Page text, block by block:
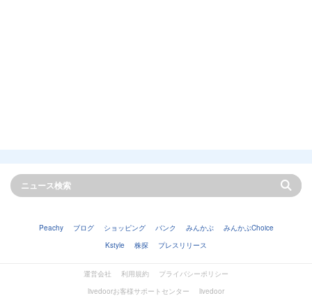
Peachy ブログ ショッピング バンク みんかぶ
みんかぶChoice
Kstyle
株探 プレスリリース
運営会社 利用規約
プライバシーポリシー
livedoorお客様サポートセンター
livedoor